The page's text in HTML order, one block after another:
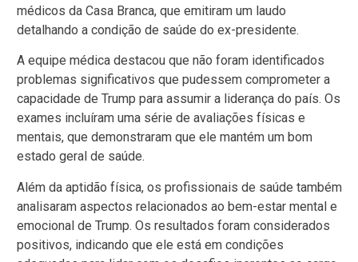
médicos da Casa Branca, que emitiram um laudo
detalhando a condição de saúde do ex-presidente.
A equipe médica destacou que não foram identificados
problemas significativos que pudessem comprometer a
capacidade de Trump para assumir a liderança do país. Os
exames incluíram uma série de avaliações físicas e
mentais, que demonstraram que ele mantém um bom
estado geral de saúde.
Além da aptidão física, os profissionais de saúde também
analisaram aspectos relacionados ao bem-estar mental e
emocional de Trump. Os resultados foram considerados
positivos, indicando que ele está em condições